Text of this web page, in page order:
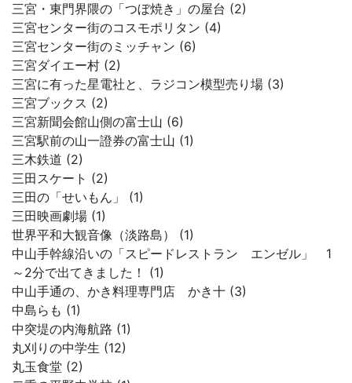
三宮・東門界隈の「つぼ焼き」の屋台 (2)
三宮センター街のコスモポリタン (4)
三宮センター街のミッチャン (6)
三宮ダイエー村 (2)
三宮に有った星電社と、ラジコン模型売り場 (3)
三宮ブックス (2)
三宮新聞会館山側の富士山 (6)
三宮駅前の山一證券の富士山 (1)
三木鉄道 (2)
三田スケート (2)
三田の「せいもん」 (1)
三田映画劇場 (1)
世界平和大観音像（淡路島） (1)
中山手幹線沿いの「スピードレストラン エンゼル」 1
～2分で出てきました！ (1)
中山手通の、かき料理専門店 かき十 (3)
中島らも (1)
中突堤の内海航路 (1)
丸刈りの中学生 (12)
丸玉食堂 (2)